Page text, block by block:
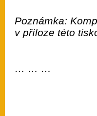
Poznámka:
v příloze této
… … …